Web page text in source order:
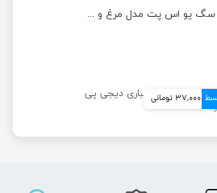
کنسرو غذای توله سگ یو اس پت مدل مرغ و کدو حلوایی وزن 400 گرم
37,000 تومانی